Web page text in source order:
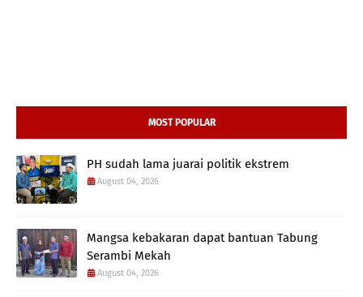
MOST POPULAR
PH sudah lama juarai politik ekstrem
August 04, 2026
Mangsa kebakaran dapat bantuan Tabung
Serambi Mekah
August 04, 2026